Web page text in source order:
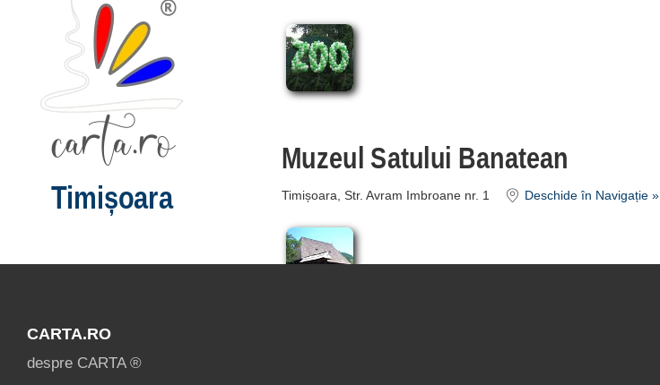
Muzeul Satului Banatean
Timișoara, Str. Avram Imbroane nr. 1 Deschide în Navigație »
Timișoara
CARTA.RO
despre CARTA ®